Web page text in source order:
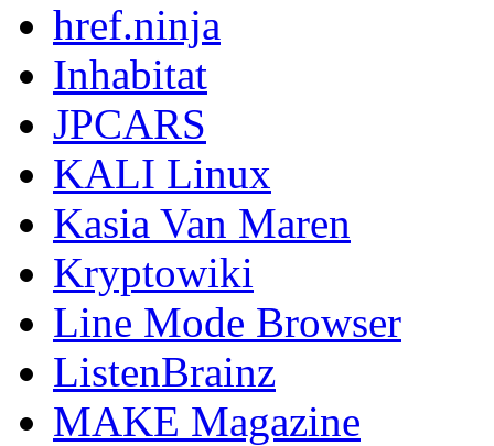
href.ninja
Inhabitat
JPCARS
KALI Linux
Kasia Van Maren
Kryptowiki
Line Mode Browser
ListenBrainz
MAKE Magazine